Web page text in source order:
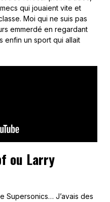
qui jouaient vite et
Moi qui ne suis pas
emmerdé en regardant
enfin un sport qui allait
ou Larry
Supersonics… J’avais des